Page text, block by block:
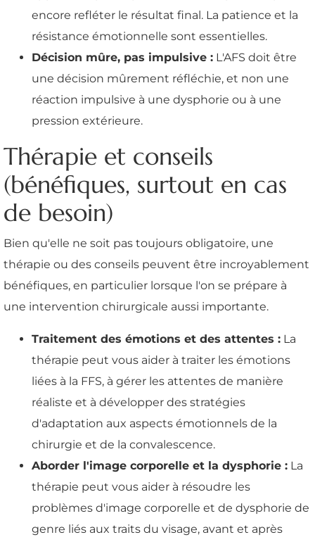
encore refléter le résultat final. La patience et la
résistance émotionnelle sont essentielles.
Décision mûre, pas impulsive : L'AFS doit être
une décision mûrement réfléchie, et non une
réaction impulsive à une dysphorie ou à une
pression extérieure.
Thérapie et conseils
(bénéfiques, surtout en cas
de besoin)
Bien qu'elle ne soit pas toujours obligatoire, une
thérapie ou des conseils peuvent être incroyablement
bénéfiques, en particulier lorsque l'on se prépare à
une intervention chirurgicale aussi importante.
Traitement des émotions et des attentes : La
thérapie peut vous aider à traiter les émotions
liées à la FFS, à gérer les attentes de manière
réaliste et à développer des stratégies
d'adaptation aux aspects émotionnels de la
chirurgie et de la convalescence.
Aborder l'image corporelle et la dysphorie : La
thérapie peut vous aider à résoudre les
problèmes d'image corporelle et de dysphorie de
genre liés aux traits du visage, avant et après